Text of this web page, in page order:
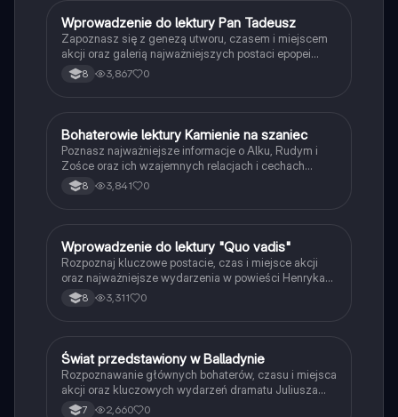
WJęzyk polski
Wprowadzenie do lektury Pan Tadeusz
Zapoznasz się z genezą utworu, czasem i miejscem
akcji oraz galerią najważniejszych postaci epopei
Adama Mickiewicza.
8 3,867 0
BJęzyk polski
Bohaterowie lektury Kamienie na szaniec
Poznasz najważniejsze informacje o Alku, Rudym i
Zośce oraz ich wzajemnych relacjach i cechach
charakteru.
8 3,841 0
WJęzyk polski
Wprowadzenie do lektury "Quo vadis"
Rozpoznaj kluczowe postacie, czas i miejsce akcji
oraz najważniejsze wydarzenia w powieści Henryka
Sienkiewicza.
8 3,311 0
ŚJęzyk polski
Świat przedstawiony w Balladynie
Rozpoznawanie głównych bohaterów, czasu i miejsca
akcji oraz kluczowych wydarzeń dramatu Juliusza
Słowackiego.
7 2,660 0